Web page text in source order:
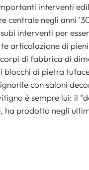
interventi
centrale negli anni
interventi per
articolazione di
di fabbrica di
di pietra
con saloni
è sempre lui: il
ha prodotto negli